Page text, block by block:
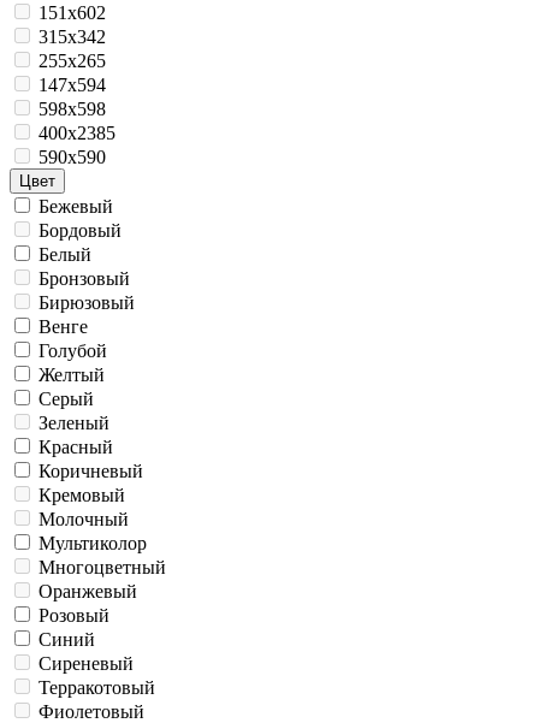
151х602
315x342
255x265
147х594
598x598
400x2385
590х590
Цвет
Бежевый
Бордовый
Белый
Бронзовый
Бирюзовый
Венге
Голубой
Желтый
Серый
Зеленый
Красный
Коричневый
Кремовый
Молочный
Мультиколор
Многоцветный
Оранжевый
Розовый
Синий
Сиреневый
Терракотовый
Фиолетовый